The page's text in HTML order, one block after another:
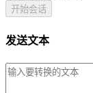
开始会话
发送文本